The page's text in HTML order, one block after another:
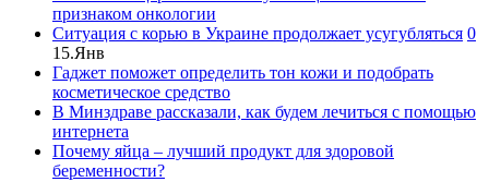
признаком онкологии
Ситуация с корью в Украине продолжает усугубляться 0
15.Янв
Гаджет поможет определить тон кожи и подобрать
косметическое средство
В Минздраве рассказали, как будем лечиться с помощью
интернета
Почему яйца – лучший продукт для здоровой
беременности?